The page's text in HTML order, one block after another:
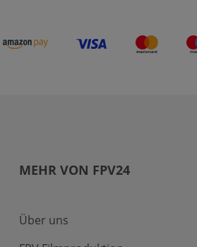
MEHR VON FPV24
Über uns